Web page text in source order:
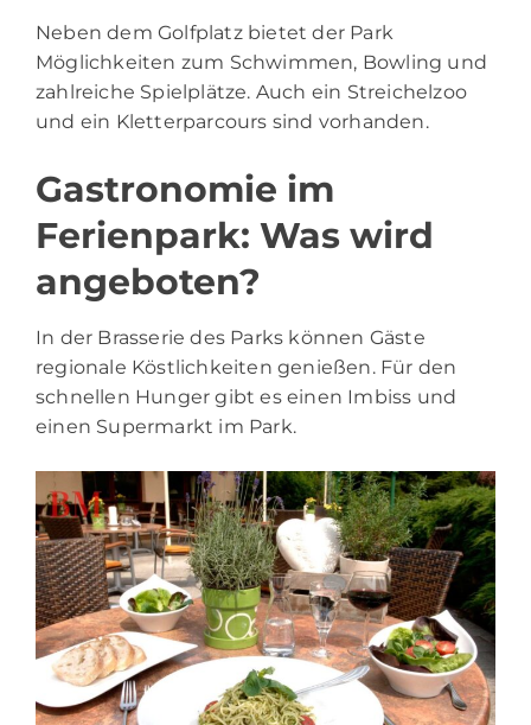
Neben dem Golfplatz bietet der Park
Möglichkeiten zum Schwimmen, Bowling und
zahlreiche Spielplätze. Auch ein Streichelzoo
und ein Kletterparcours sind vorhanden.
Gastronomie im
Ferienpark: Was wird
angeboten?
In der Brasserie des Parks können Gäste
regionale Köstlichkeiten genießen. Für den
schnellen Hunger gibt es einen Imbiss und
einen Supermarkt im Park.